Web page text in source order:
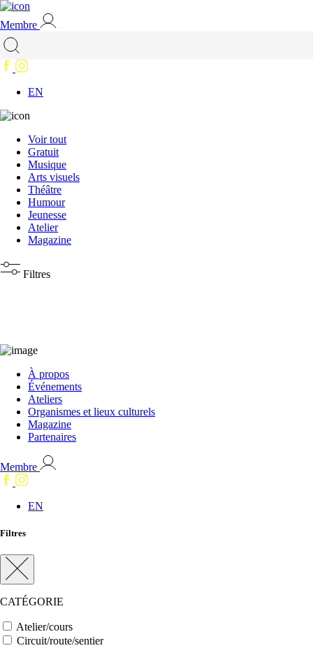
Membre
EN
Voir tout
Gratuit
Musique
Arts visuels
Théâtre
Humour
Jeunesse
Atelier
Magazine
Filtres
À propos
Événements
Ateliers
Organismes et lieux culturels
Magazine
Partenaires
Membre
EN
Filtres
CATÉGORIE
Atelier/cours
Circuit/route/sentier